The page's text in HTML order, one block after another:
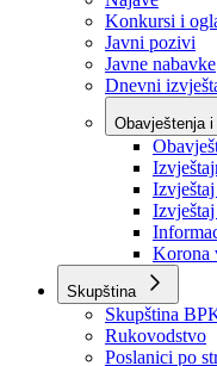
Sve vijesti
Izdvojeno
Najave
Konkursi i
Javni pozivi
Javne nabavke
Dnevni
Obavještenja i
Izvještaj
Izvještaj
Korona
Skupština